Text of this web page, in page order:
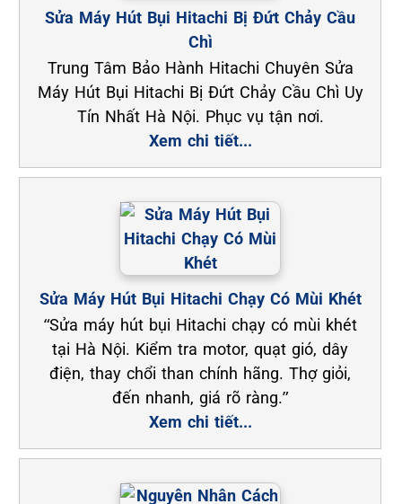
Sửa Máy Hút Bụi Hitachi Bị Đứt Chảy Cầu
Chì
Trung Tâm Bảo Hành Hitachi Chuyên Sửa
Máy Hút Bụi Hitachi Bị Đứt Chảy Cầu Chì Uy
Tín Nhất Hà Nội. Phục vụ tận nơi.
Xem chi tiết...
Sửa Máy Hút Bụi Hitachi Chạy Có Mùi Khét
“Sửa máy hút bụi Hitachi chạy có mùi khét
tại Hà Nội. Kiểm tra motor, quạt gió, dây
điện, thay chổi than chính hãng. Thợ giỏi,
đến nhanh, giá rõ ràng.”
Xem chi tiết...